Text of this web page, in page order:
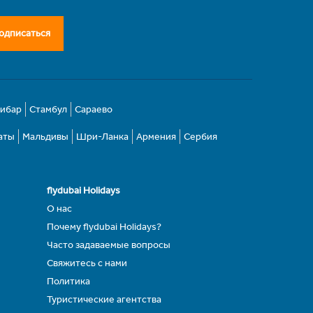
Стамбул Сараево
Мальдивы Шри-Ланка Армения Сербия
flydubai Holidays
О нас
Почему flydubai Holidays?
Часто задаваемые вопросы
Свяжитесь с нами
Политика
Туристические агентства